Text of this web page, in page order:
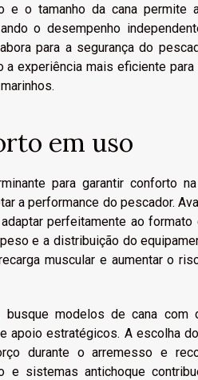
e o tamanho da cana permite
o desempenho
para a segurança do
a experiência mais eficiente
em uso
para garantir conforto
a performance do pescador.
perfeitamente ao
e a distribuição do
muscular e aumentar o
modelos de cana com
apoio estratégicos. A escolha
durante o arremesso e
e sistemas antichoque